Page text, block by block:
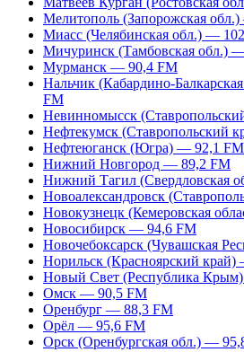
Мелитополь (Запорожская
Миасс (Челябинская обл.) —
Мичуринск (Тамбовская обл.)
Мурманск — 90,4 FM
Нальчик (Кабардино-
FM
Невинномысск
Нефтекумск (Ставропольский
Нефтеюганск (Югра) — 92,1 FM
Нижний Новгород — 89,2 FM
Нижний Тагил (Свердловская
Новоалександровск
Новокузнецк (Кемеровская
Новосибирск — 94,6 FM
Новочебоксарск (Чувашская
Норильск (Красноярский
Новый Свет (Республика
Омск — 90,5 FM
Оренбург — 88,3 FM
Орёл — 95,6 FM
Орск (Оренбургская обл.) —